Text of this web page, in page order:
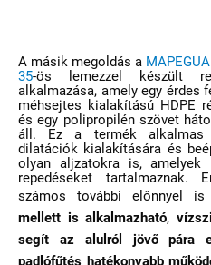
A másik megoldás a
35-ös lemezzel készült
alkalmazása, amely egy érdes
méhsejtes kialakítású HDPE
és egy polipropilén szövet
áll. Ez a termék alkalmas
dilatációk kialakítására és
olyan aljzatokra is, amelyek
repedéseket tartalmaznak.
számos további előnnyel
mellett is alkalmazható,
segít az alulról jövő pára
padlófűtés hatékonyabb